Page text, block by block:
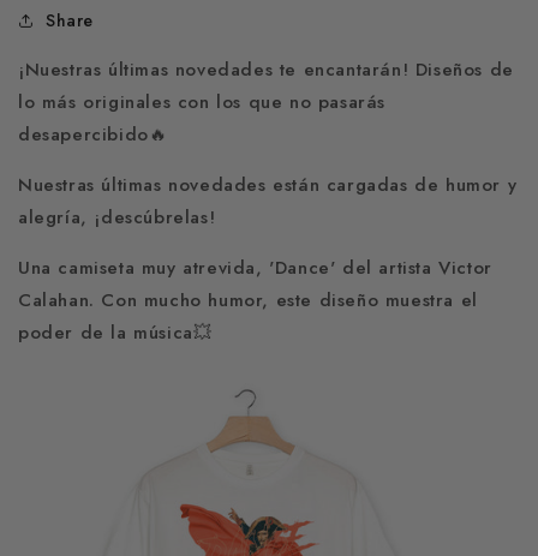
Share
¡Nuestras últimas novedades te encantarán! Diseños de
lo más originales con los que no pasarás
desapercibido🔥
Nuestras últimas novedades están cargadas de humor y
alegría, ¡descúbrelas!
Una camiseta muy atrevida, 'Dance' del artista Victor
Calahan. Con mucho humor, este diseño muestra el
poder de la música💥